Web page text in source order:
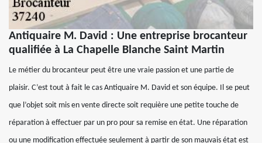
Antiquaire M. David : Une entreprise brocanteur
qualifiée à La Chapelle Blanche Saint Martin
Le métier du brocanteur peut être une vraie passion et une partie de
plaisir. C’est tout à fait le cas Antiquaire M. David et son équipe. Il se peut
que l’objet soit mis en vente directe soit requière une petite touche de
réparation à effectuer par un pro pour sa remise en état. Une réparation
ou une modification effectuée seulement à partir de son mauvais état est